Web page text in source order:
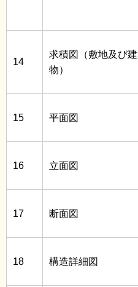
14
求積図（敷地及び
物）
15 平面図
16 立面図
17 断面図
18 構造詳細図